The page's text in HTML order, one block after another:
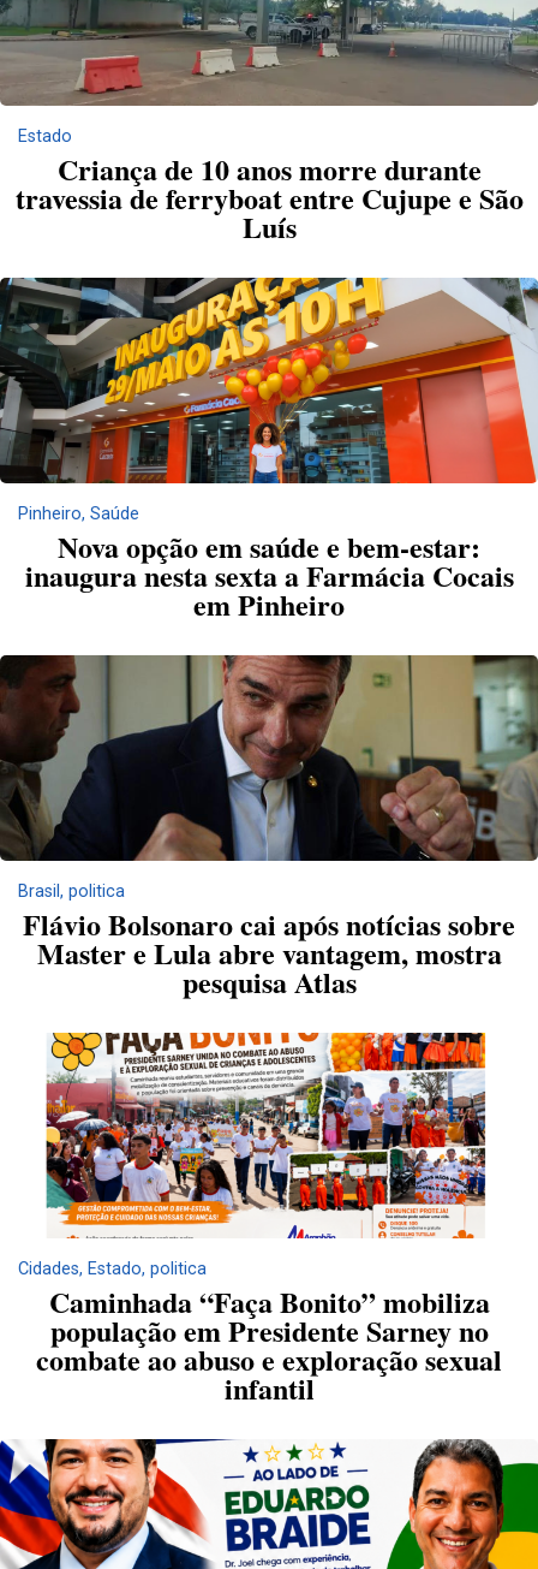
Estado
Criança de 10 anos morre durante
travessia de ferryboat entre Cujupe e São
Luís
Pinheiro, Saúde
Nova opção em saúde e bem-estar:
inaugura nesta sexta a Farmácia Cocais
em Pinheiro
Brasil , politica
Flávio Bolsonaro cai após notícias sobre
Master e Lula abre vantagem, mostra
pesquisa Atlas
Cidades, Estado, politica
Caminhada “Faça Bonito” mobiliza
população em Presidente Sarney no
combate ao abuso e exploração sexual
infantil